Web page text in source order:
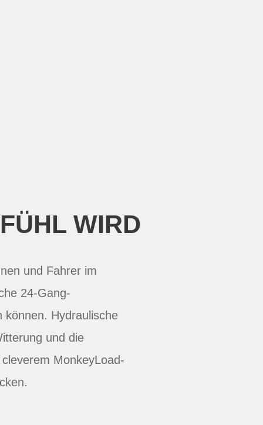
WIRD
und Fahrer im
24-Gang-
können. Hydraulische
und die
MonkeyLoad-